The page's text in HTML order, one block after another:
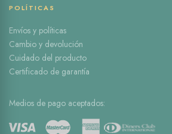
POLÍTICAS
Envíos y políticas
Cambio y devolución
Cuidado del producto
Certificado de garantía
Medios de pago aceptados: